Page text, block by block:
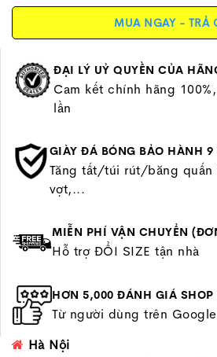
MUA NGAY - TRẢ
ĐẠI LÝ UỶ QUYỀN CỦA
Cam kết chính hãng
lần
GIÀY ĐÁ BÓNG BẢO HÀNH 9
Tăng tất/túi rút/băng quấn
vợt,...
MIỄN PHÍ VẬN CHUYỂN
Hỗ trợ ĐỔI SIZE tận nhà
HƠN 5,000 ĐÁNH GIÁ SHOP
Từ người dùng trên
Hà Nội